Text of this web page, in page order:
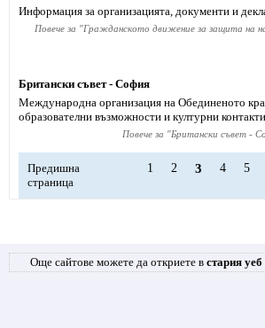
Информация за организацията, документи и
Повече за "Гражданското движение за защита на
Британски съвет - София
Международна организация на Обединеното
образователни възможности и културни
Повече за "Британски съвет -
Предишна
страница
1 2 3 4 5
Още сайтове можете да откриете в стария